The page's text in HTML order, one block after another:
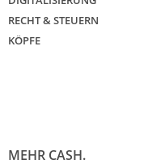
RECHT & STEUERN
KÖPFE
MEHR CASH.